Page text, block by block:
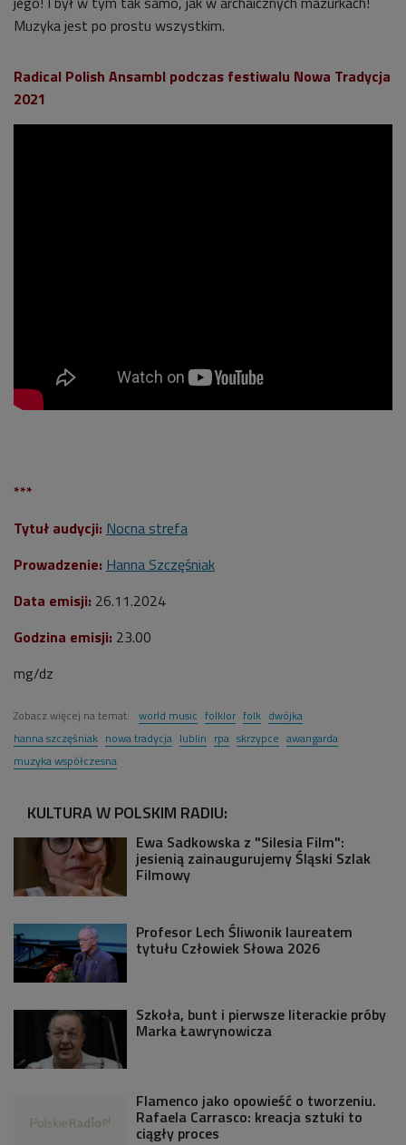
Muzyka jest po prostu wszystkim.
Radical Polish Ansambl podczas festiwalu Nowa Tradycja
2021
***
Tytuł audycji: Nocna strefa
Prowadzenie: Hanna Szczęśniak
Data emisji: 26.11.2024
Godzina emisji: 23.00
mg/dz
Zobacz więcej na temat: world music folklor folk dwójka
hanna szczęśniak nowa tradycja lublin rpa skrzypce awangarda
muzyka współczesna
KULTURA W POLSKIM RADIU:
Ewa Sadkowska z "Silesia Film":
jesienią zainaugurujemy Śląski Szlak
Filmowy
Profesor Lech Śliwonik laureatem
tytułu Człowiek Słowa 2026
Szkoła, bunt i pierwsze literackie próby
Marka Ławrynowicza
Flamenco jako opowieść o tworzeniu.
Rafaela Carrasco: kreacja sztuki to
ciągły proces